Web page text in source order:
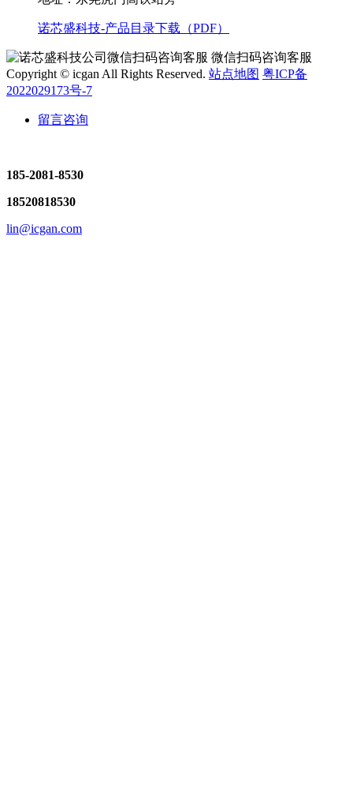
诺芯盛科技-产品目录下载（PDF）
微信扫码咨询客服
Copyright © icgan All Rights Reserved. 站点地图 粤ICP备
2022029173号-7
留言咨询
185-2081-8530
18520818530
lin@icgan.com